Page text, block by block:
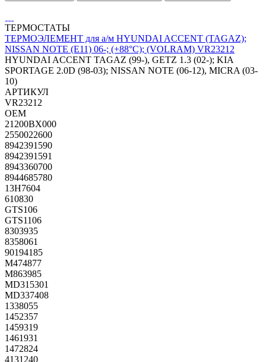
ТЕРМОСТАТЫ
ТЕРМОЭЛЕМЕНТ для а/м HYUNDAI ACCENT (TAGAZ);
NISSAN NOTE (E11) 06-; (+88°С); (VOLRAM) VR23212
HYUNDAI ACCENT TAGAZ (99-), GETZ 1.3 (02-); KIA
SPORTAGE 2.0D (98-03); NISSAN NOTE (06-12), MICRA (03-
10)
АРТИКУЛ
VR23212
OEM
21200BX000
2550022600
8942391590
8942391591
8943360700
8944685780
13H7604
610830
GTS106
GTS1106
8303935
8358061
90194185
M474877
M863985
MD315301
MD337408
1338055
1452357
1459319
1461931
1472824
4131240